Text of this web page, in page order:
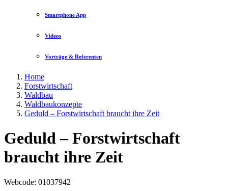
Smartphone App
Videos
Vorträge & Referenten
Home
Forstwirtschaft
Waldbau
Waldbaukonzepte
Geduld – Forstwirtschaft braucht ihre Zeit
Geduld – Forstwirtschaft
braucht ihre Zeit
Webcode: 01037942